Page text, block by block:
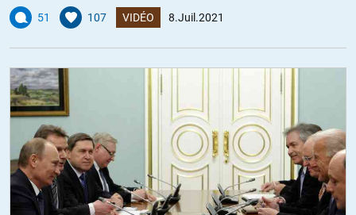
51 107 VIDÉO 8.Juil.2021